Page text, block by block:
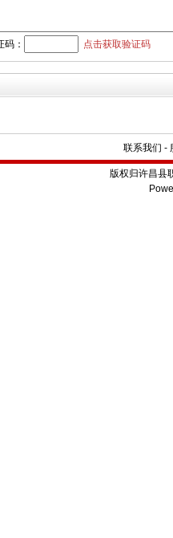
： 点击获取验证码
联系我们 -
版权归许昌县